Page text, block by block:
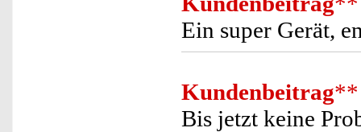
Ein super Gerät,
Kundenbeitrag**
Bis jetzt keine